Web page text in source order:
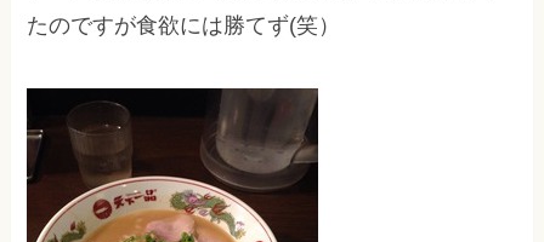
たのですが食欲には勝てず(笑）